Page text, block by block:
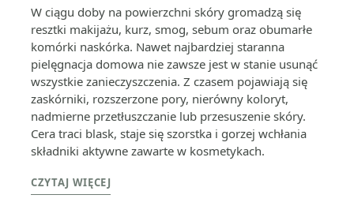
W ciągu doby na powierzchni skóry gromadzą się
resztki makijażu, kurz, smog, sebum oraz obumarłe
komórki naskórka. Nawet najbardziej staranna
pielęgnacja domowa nie zawsze jest w stanie usunąć
wszystkie zanieczyszczenia. Z czasem pojawiają się
zaskórniki, rozszerzone pory, nierówny koloryt,
nadmierne przetłuszczanie lub przesuszenie skóry.
Cera traci blask, staje się szorstka i gorzej wchłania
składniki aktywne zawarte w kosmetykach.
CZYTAJ WIĘCEJ